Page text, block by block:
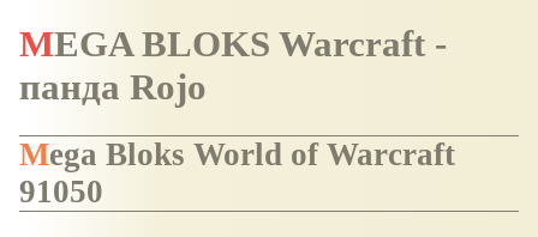
MEGA BLOKS Warcraft -
панда Rojo
Mega Bloks World of Warcraft
91050